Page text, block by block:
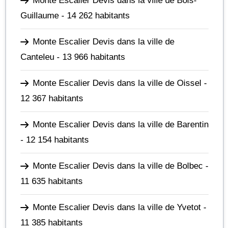
Guillaume - 14 262 habitants
Monte Escalier Devis dans la ville de
Canteleu - 13 966 habitants
Monte Escalier Devis dans la ville de Oissel -
12 367 habitants
Monte Escalier Devis dans la ville de Barentin
- 12 154 habitants
Monte Escalier Devis dans la ville de Bolbec -
11 635 habitants
Monte Escalier Devis dans la ville de Yvetot -
11 385 habitants